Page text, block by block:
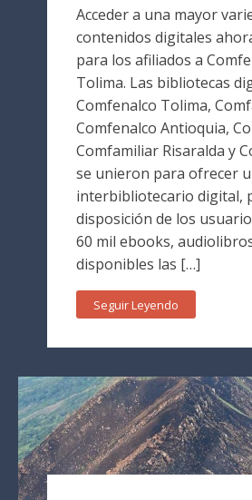
Acceder a una mayor
contenidos digitales
para los afiliados a
Tolima. Las bibliotecas
Comfenalco Tolima,
Comfenalco Antioquia,
Comfamiliar Risaralda y
se unieron para ofrecer
interbibliotecario digital,
disposición de los
60 mil ebooks,
disponibles las […]
Seguir Leyendo